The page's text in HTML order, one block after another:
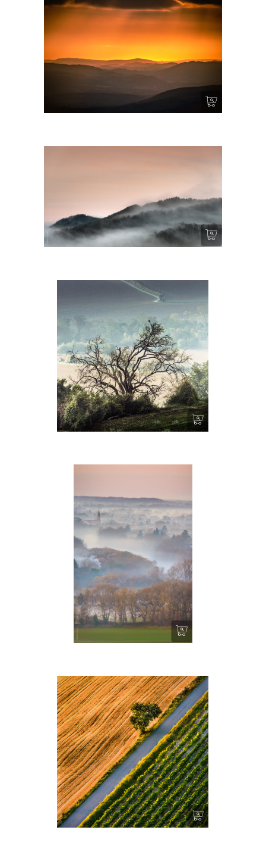
Fenêtre de lumière
Horizons II – Ambialet
Le Perchoir – Lautrec
Marssac
Pain et Vin – Cordes sur Ciel